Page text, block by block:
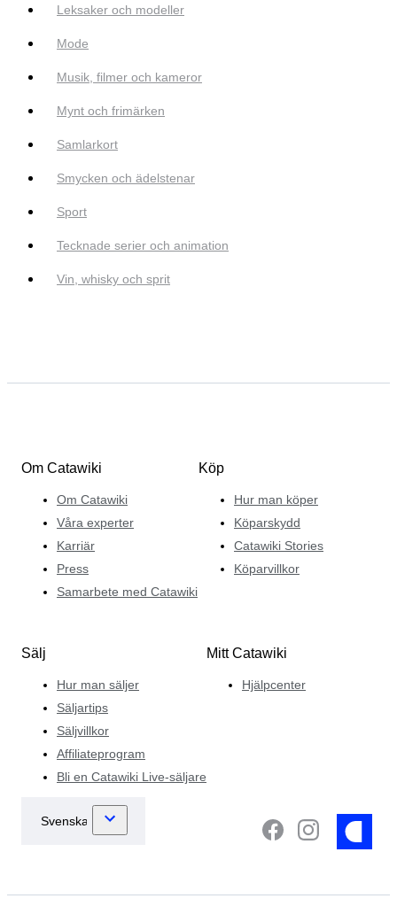
Leksaker och modeller
Mode
Musik, filmer och kameror
Mynt och frimärken
Samlarkort
Smycken och ädelstenar
Sport
Tecknade serier och animation
Vin, whisky och sprit
Om Catawiki
Om Catawiki
Våra experter
Karriär
Press
Samarbete med Catawiki
Köp
Hur man köper
Köparskydd
Catawiki Stories
Köparvillkor
Sälj
Hur man säljer
Säljartips
Säljvillkor
Affiliateprogram
Bli en Catawiki Live-säljare
Mitt Catawiki
Hjälpcenter